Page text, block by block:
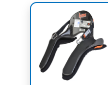
product
heeft
meerdere
variaties.
Deze